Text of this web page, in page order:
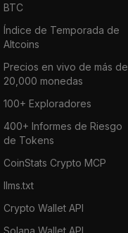
BTC
Índice de Temporada de
Altcoins
Precios en vivo de más de
20,000 monedas
100+ Exploradores
400+ Informes de Riesgo
de Tokens
CoinStats Crypto MCP
llms.txt
Crypto Wallet API
Solana Wallet API